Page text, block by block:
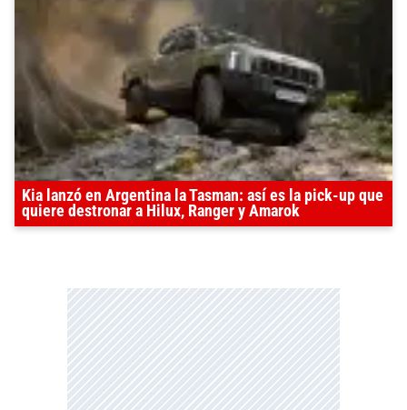
Kia lanzó en Argentina la Tasman: así es la pick-up que
quiere destronar a Hilux, Ranger y Amarok